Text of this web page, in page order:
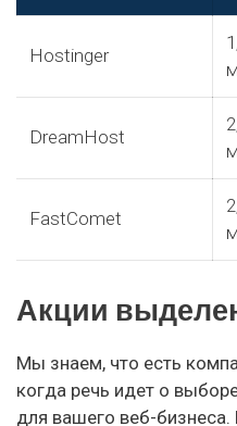
Hostinger
DreamHost
FastComet
Акции
Мы знаем, что есть
когда речь идет о
для вашего веб-бизнеса.